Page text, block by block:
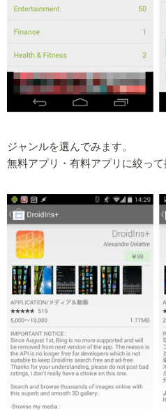
ジャンルを選んでみます。
無料アプリ・有料アプリに絞って